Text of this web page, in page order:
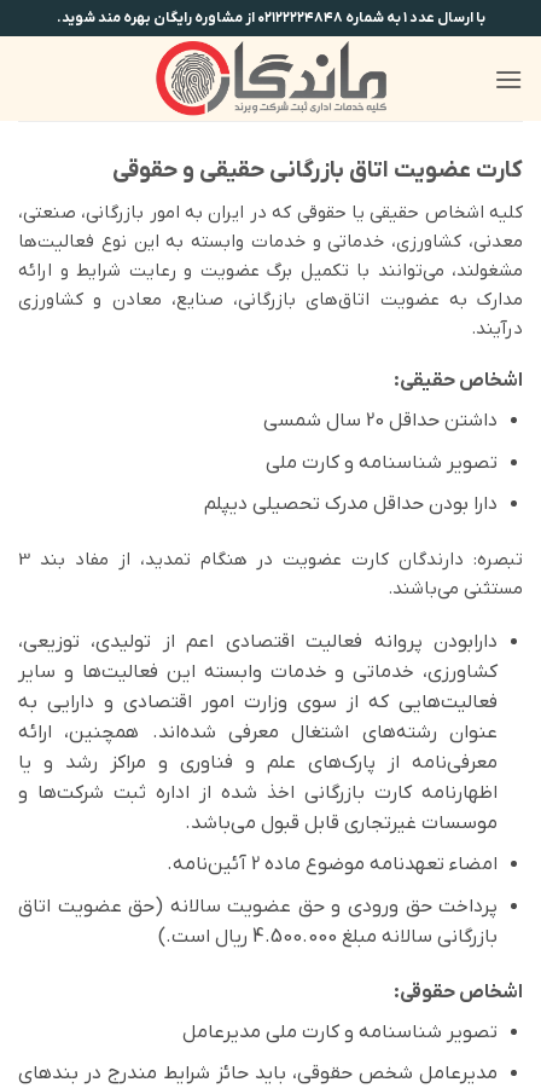
to
content
با ارسال عدد ۱ به شماره ۰۲۱۲۲۲۲۴۸۴۸ از مشاوره رایگان بهره مند شوید.
کارت عضویت اتاق بازرگانی حقیقی و حقوقی
کلیه اشخاص حقیقی یا حقوقی که در ایران به امور بازرگانی، صنعتی،
معدنی، کشاورزی، خدماتی و خدمات وابسته به این نوع فعالیت‌ها
مشغولند، می‌توانند با تکمیل برگ عضویت و رعایت شرایط و ارائه
مدارك به عضویت اتاق‌های بازرگانی، صنایع، معادن و کشاورزی
درآیند.
اشخاص حقیقی:
داشتن حداقل 20 سال شمسی
تصویر شناسنامه و کارت ملی
دارا بودن حداقل مدرك تحصیلی دیپلم
تبصره: دارندگان کارت عضویت در هنگام تمدید، از مفاد بند 3
مستثنی می‌باشند.
دارابودن پروانه فعالیت اقتصادي اعم از تولیدی، توزیعی،
کشاورزی، خدماتی و خدمات وابسته این فعالیت‌ها و سایر
فعالیت‌هایی که از سوی وزارت امور اقتصادی و دارایی به
عنوان رشته‌های اشتغال معرفی شده‌اند. همچنین، ارائه
معرفی‌نامه از پارک‌های علم و فناوری و مراکز رشد و یا
اظهارنامه کارت بازرگانی اخذ شده از اداره ثبت شرکت‌ها و
موسسات غیرتجاری قابل قبول می‌باشد.
امضاء تعهدنامه موضوع ماده 2 آئین‌نامه.
پرداخت حق ورودی و حق عضویت سالانه (حق عضویت اتاق
بازرگانی سالانه مبلغ 4.500.000 ریال است.)
اشخاص حقوقی:
تصویر شناسنامه و کارت ملی مدیرعامل
مدیرعامل شخص حقوقی، باید حائز شرایط مندرج در بندهای